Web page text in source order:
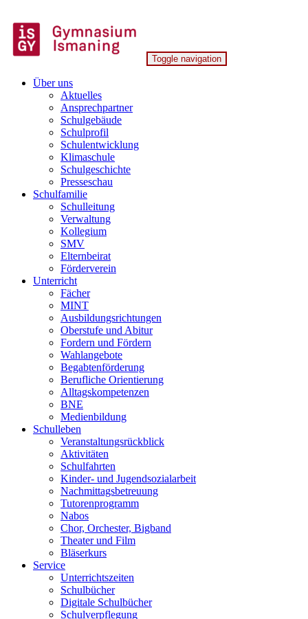
to
content
Gymnasium Ismaning
Toggle navigation
Über uns
Aktuelles
Ansprechpartner
Schulgebäude
Schulprofil
Schulentwicklung
Klimaschule
Schulgeschichte
Presseschau
Schulfamilie
Schulleitung
Verwaltung
Kollegium
SMV
Elternbeirat
Förderverein
Unterricht
Fächer
MINT
Ausbildungsrichtungen
Oberstufe und Abitur
Fordern und Fördern
Wahlangebote
Begabtenförderung
Berufliche Orientierung
Alltagskompetenzen
BNE
Medienbildung
Schulleben
Veranstaltungsrückblick
Aktivitäten
Schulfahrten
Kinder- und Jugendsozialarbeit
Nachmittagsbetreuung
Tutorenprogramm
Nabos
Chor, Orchester, Bigband
Theater und Film
Bläserkurs
Service
Unterrichtszeiten
Schulbücher
Digitale Schulbücher
Schulverpflegung